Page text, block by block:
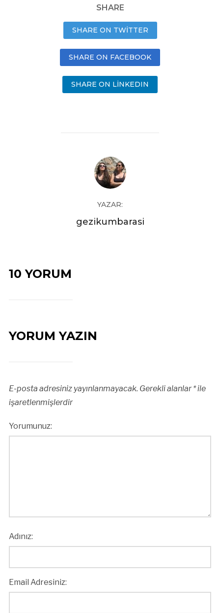
SHARE
SHARE ON TWITTER
SHARE ON FACEBOOK
SHARE ON LINKEDIN
YAZAR:
gezikumbarasi
10 YORUM
YORUM YAZIN
E-posta adresiniz yayınlanmayacak. Gerekli alanlar*ile
işaretlenmişlerdir
Yorumunuz:
Adınız:
Email Adresiniz: